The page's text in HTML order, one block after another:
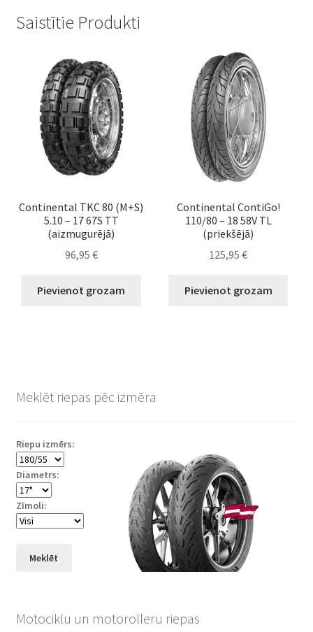
Saistītie Produkti
Continental TKC 80 (M+S)
5.10 – 17 67S TT
(aizmugurējā)
96,95 €
Pievienot grozam
Continental ContiGo!
110/80 – 18 58V TL
(priekšējā)
125,95€
Pievienot grozam
Meklēt riepas pēc izmēra
Riepu izmērs:
Diametrs:
Zīmoli:
Meklēt
Motociklu un motorolleru riepas